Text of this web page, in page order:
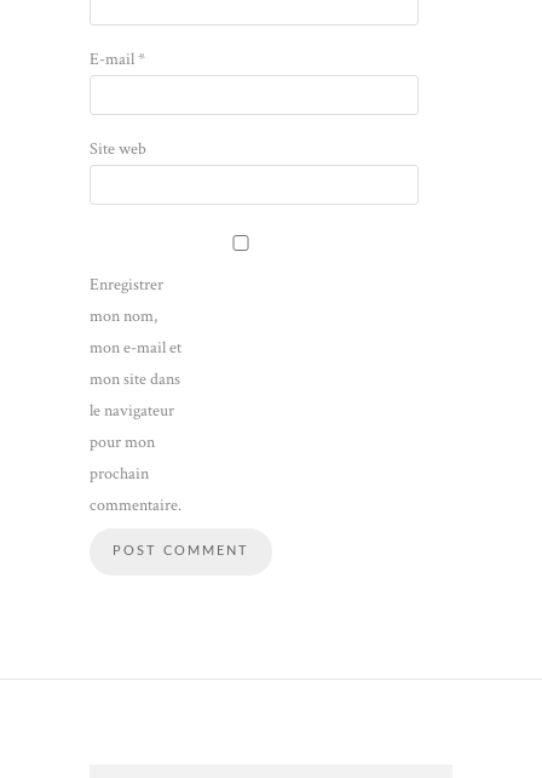
E-mail*
Site web
Enregistrer
mon nom,
mon e-mail et
mon site dans
le navigateur
pour mon
prochain
commentaire.